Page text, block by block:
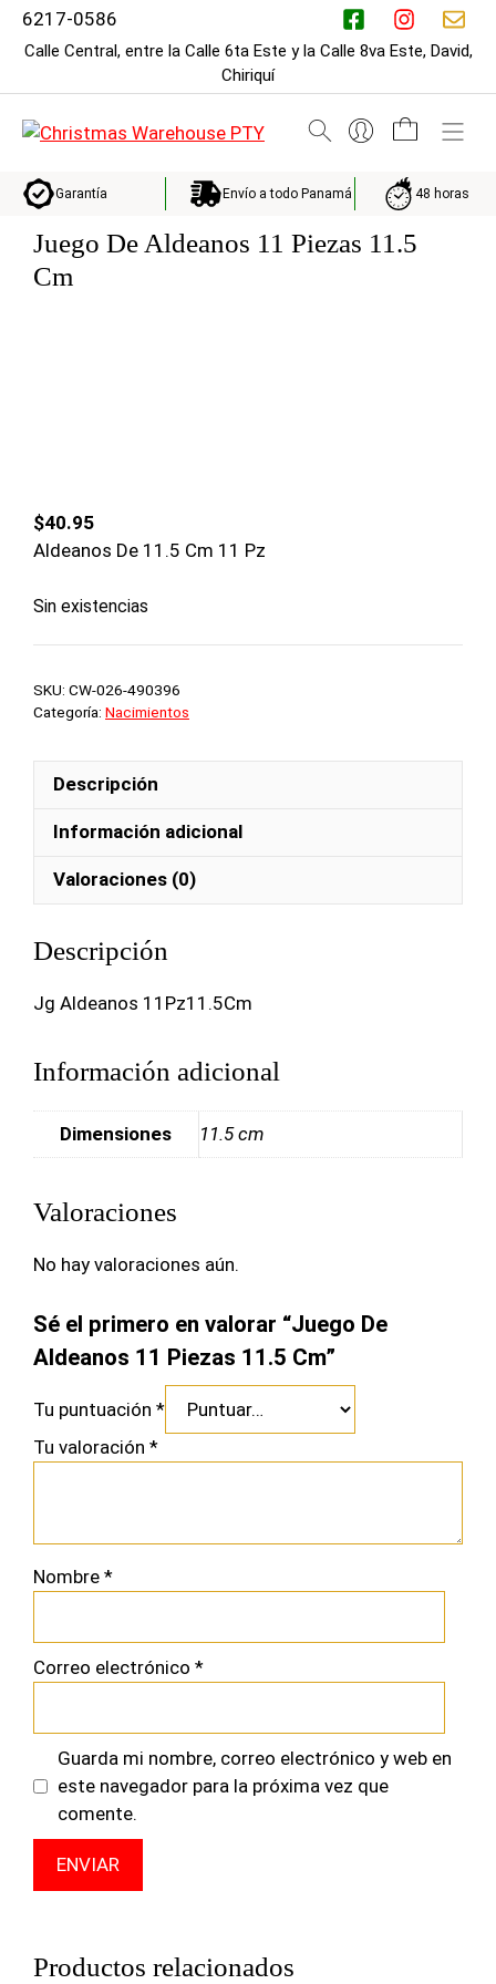
Saltar6217-0586
Calle Central, entre la Calle 6ta Este y la Calle 8va Este, David,
Chiriquí
Garantía Envío a todo Panamá 48 horas
Juego De Aldeanos 11 Piezas 11.5
Cm
$40.95
Aldeanos De 11.5 Cm 11 Pz
Sin existencias
SKU: CW-026-490396
Categoría: Nacimientos
Descripción
Información adicional
Valoraciones (0)
Descripción
Jg Aldeanos 11Pz11.5Cm
Información adicional
Dimensiones 11.5 cm
Valoraciones
No hay valoraciones aún.
Sé el primero en valorar “Juego De
Aldeanos 11 Piezas 11.5 Cm”
Tu puntuación *
Tu valoración *
Nombre *
Correo electrónico *
Guarda mi nombre, correo electrónico y web en
este navegador para la próxima vez que
comente.
Productos relacionados